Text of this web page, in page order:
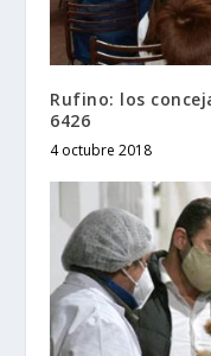
Rufino: los
6426
4 octubre 2018